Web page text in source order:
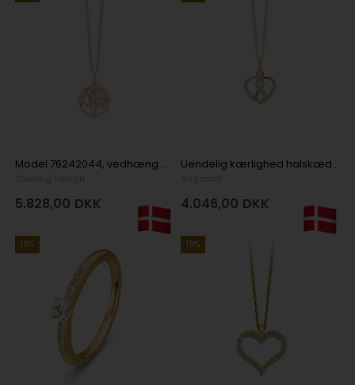
Model 76242044, vedhæng med kæde Ø 17 mm, kæde 42 + 3 cm i 14 karat rødguld
5.828,00 DKK
Uendelig kærlighed halskæde, 21 x 15 mm kæde 45 cm i 14 karat
4.046,00 DKK
19% 19%